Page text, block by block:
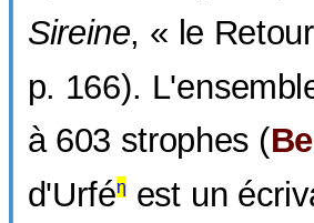
Sireine, « le
p. 166).
à 603 strophes (
d'Urféηest un